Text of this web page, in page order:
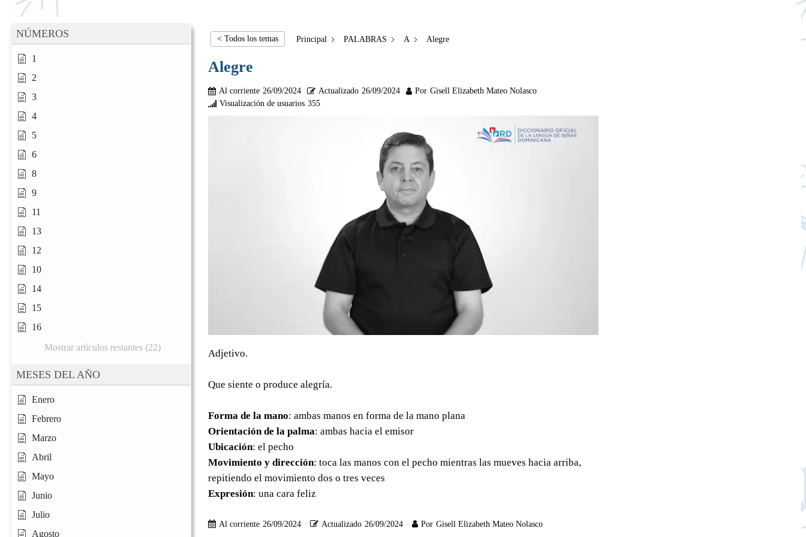
NÚMEROS
1
2
3
4
5
6
8
9
11
13
12
10
14
15
16
Mostrar artículos restantes (22)
MESES DEL AÑO
Enero
Febrero
Marzo
Abril
Mayo
Junio
Julio
Agosto
< Todos los temas Principal PALABRAS A Alegre
Alegre
Al corriente 26/09/2024 Actualizado 26/09/2024 Por Gisell Elizabeth Mateo Nolasco
Visualización de usuarios 355
Adjetivo.
Que siente o produce alegría.
Forma de la mano: ambas manos en forma de la mano plana
Orientación de la palma: ambas hacia el emisor
Ubicación: el pecho
Movimiento y dirección: toca las manos con el pecho mientras las mueves hacia arriba,
repitiendo el movimiento dos o tres veces
Expresión: una cara feliz
Al corriente 26/09/2024 Actualizado 26/09/2024 Por Gisell Elizabeth Mateo Nolasco